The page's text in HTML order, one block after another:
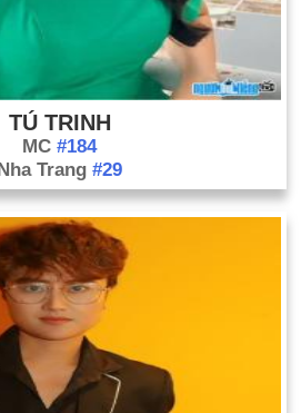
TÚ TRINH
MC #184
Nha Trang #29